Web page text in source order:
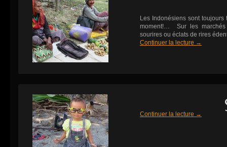
Les Indonésiens sont
moment!… Sur les
sourires ou éclats de rires
Continuer la lecture →
Continuer la lecture →